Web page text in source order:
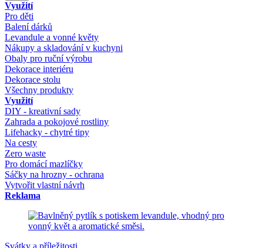
Využití
Pro děti
Balení dárků
Levandule a vonné květy
Nákupy a skladování v kuchyni
Obaly pro ruční výrobu
Dekorace interiéru
Dekorace stolu
Všechny produkty
Využití
DIY - kreativní sady
Zahrada a pokojové rostliny
Lifehacky - chytré tipy
Na cesty
Zero waste
Pro domácí mazlíčky
Sáčky na hrozny - ochrana
Vytvořit vlastní návrh
Reklama
Svátky a příležitosti